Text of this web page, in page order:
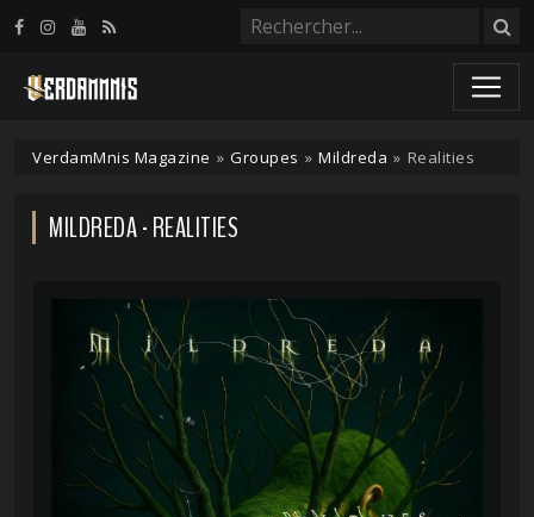
VerdamMnis Magazine » Groupes » Mildreda » Realities
MILDREDA - REALITIES
Panneau de gestion des cookies